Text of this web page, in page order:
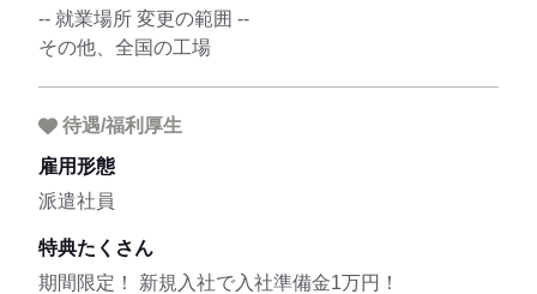
-- 就業場所 変更の範囲 --
その他、全国の工場
待遇/福利厚生
雇用形態
派遣社員
特典たくさん
期間限定！ 新規入社で入社準備金1万円！